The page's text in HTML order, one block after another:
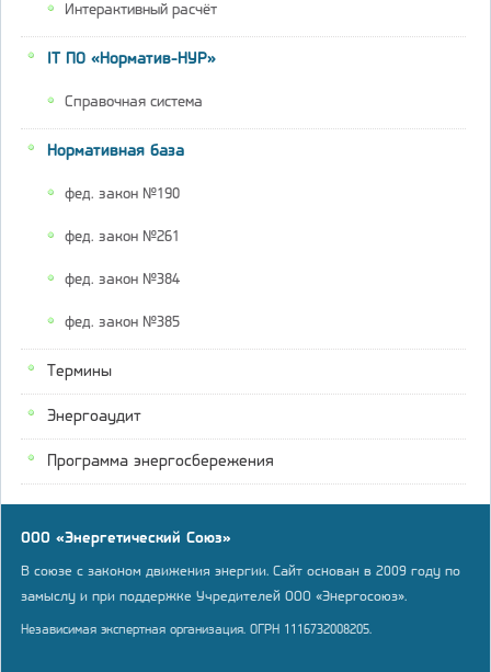
Интерактивный расчёт
IT ПО «Норматив-НУР»
Справочная система
Нормативная база
фед. закон №190
фед. закон №261
фед. закон №384
фед. закон №385
Термины
Энергоаудит
Программа энергосбережения
ООО «Энергетический Союз»
В союзе с законом движения энергии. Сайт основан в 2009 году по
замыслу и при поддержке Учредителей ООО «Энергосоюз».
Независимая экспертная организация. ОГРН 1116732008205.